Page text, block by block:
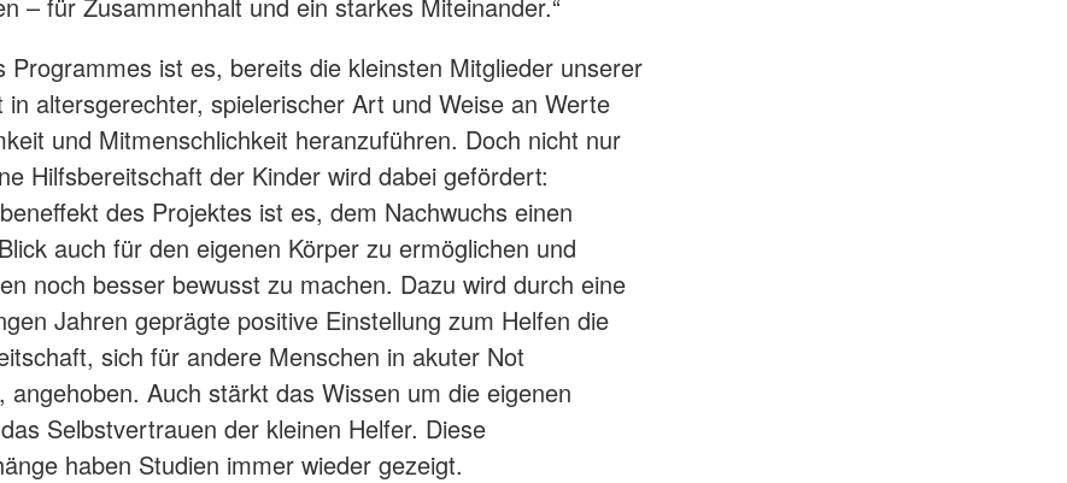
Programmes ist es, bereits die kleinsten Mitglieder unserer
in altersgerechter, spielerischer Art und Weise an Werte
und Mitmenschlichkeit heranzuführen. Doch nicht nur
Hilfsbereitschaft der Kinder wird dabei gefördert:
des Projektes ist es, dem Nachwuchs einen
auch für den eigenen Körper zu ermöglichen und
noch besser bewusst zu machen. Dazu wird durch eine
Jahren geprägte positive Einstellung zum Helfen die
sich für andere Menschen in akuter Not
angehoben. Auch stärkt das Wissen um die eigenen
Selbstvertrauen der kleinen Helfer. Diese
haben Studien immer wieder gezeigt.